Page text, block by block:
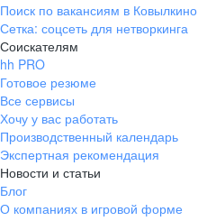
Поиск по вакансиям в Ковылкино
Сетка: соцсеть для нетворкинга
Соискателям
hh PRO
Готовое резюме
Все сервисы
Хочу у вас работать
Производственный календарь
Экспертная рекомендация
Новости и статьи
Блог
О компаниях в игровой форме